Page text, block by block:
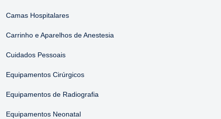
Camas Hospitalares
Carrinho e Aparelhos de Anestesia
Cuidados Pessoais
Equipamentos Cirúrgicos
Equipamentos de Radiografia
Equipamentos Neonatal